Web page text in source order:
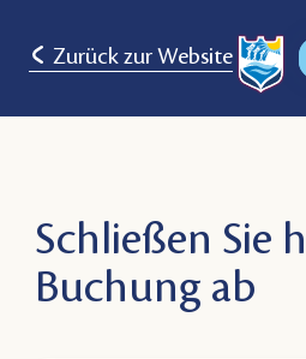
Zurück zur Website
Schließen Sie
Buchung ab